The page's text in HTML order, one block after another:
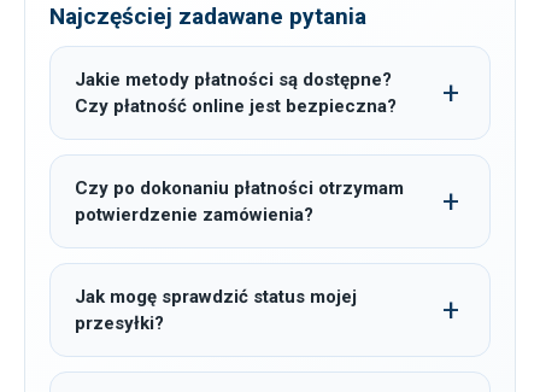
Najczęściej zadawane pytania
Jakie metody płatności są dostępne?
Czy płatność online jest bezpieczna?
Czy po dokonaniu płatności otrzymam
potwierdzenie zamówienia?
Jak mogę sprawdzić status mojej
przesyłki?